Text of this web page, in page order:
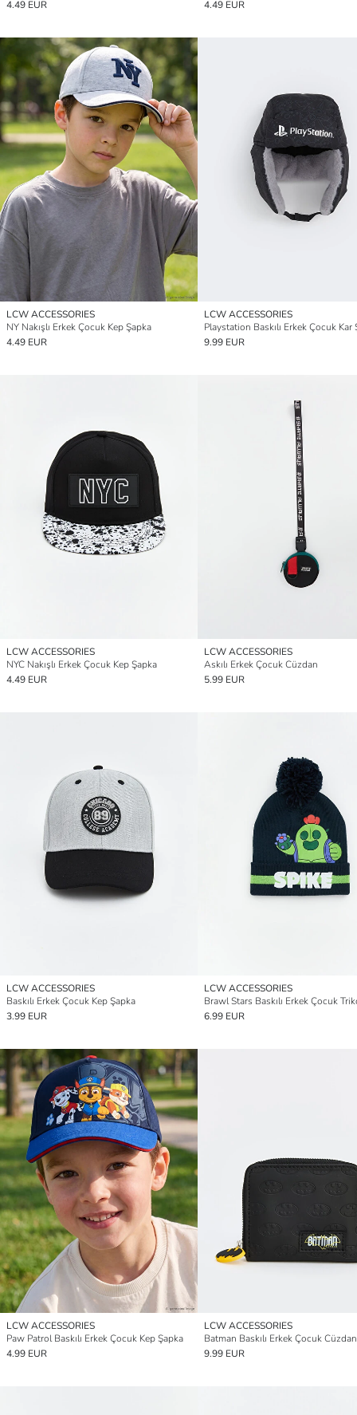
4.49 EUR 4.49 EUR
LCW ACCESSORIES
NY Nakışlı Erkek Çocuk Kep Şapka
4.49 EUR
LCW ACCESSORIES
Playstation Baskılı Erkek Çocuk Kar
9.99 EUR
LCW ACCESSORIES
NYC Nakışlı Erkek Çocuk Kep Şapka
4.49 EUR
LCW ACCESSORIES
Askılı Erkek Çocuk Cüzdan
5.99 EUR
LCW ACCESSORIES
Baskılı Erkek Çocuk Kep Şapka
3.99 EUR
LCW ACCESSORIES
Brawl Stars Baskılı Erkek Çocuk
6.99 EUR
LCW ACCESSORIES
Paw Patrol Baskılı Erkek Çocuk Kep Şapka
4.99 EUR
LCW ACCESSORIES
Batman Baskılı Erkek Çocuk Cüzdan
9.99 EUR